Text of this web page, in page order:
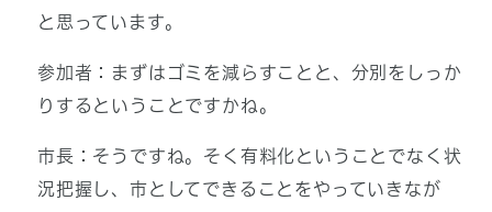
と思っています。
参加者：まずはゴミを減らすことと、分別をしっか
りするということですかね。
市長：そうですね。そく有料化ということでなく状
況把握し、市としてできることをやっていきなが